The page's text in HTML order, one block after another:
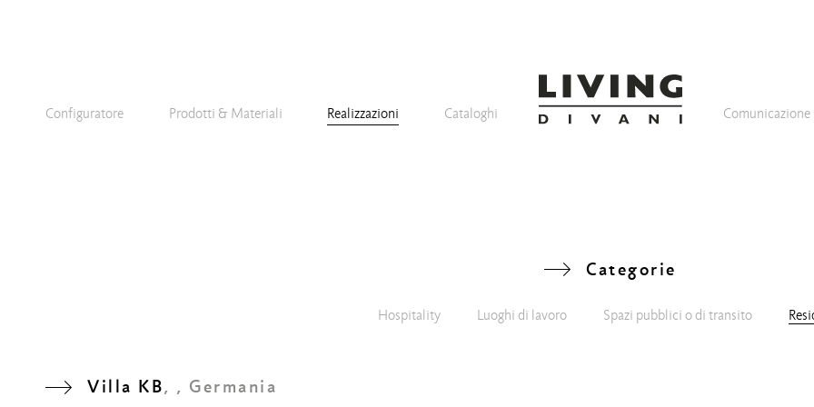
Configuratore Prodotti & Materiali Realizzazioni Cataloghi Comunicazione
Categorie
Hospitality Luoghi di lavoro Spazi pubblici o di transito
Villa KB, , Germania